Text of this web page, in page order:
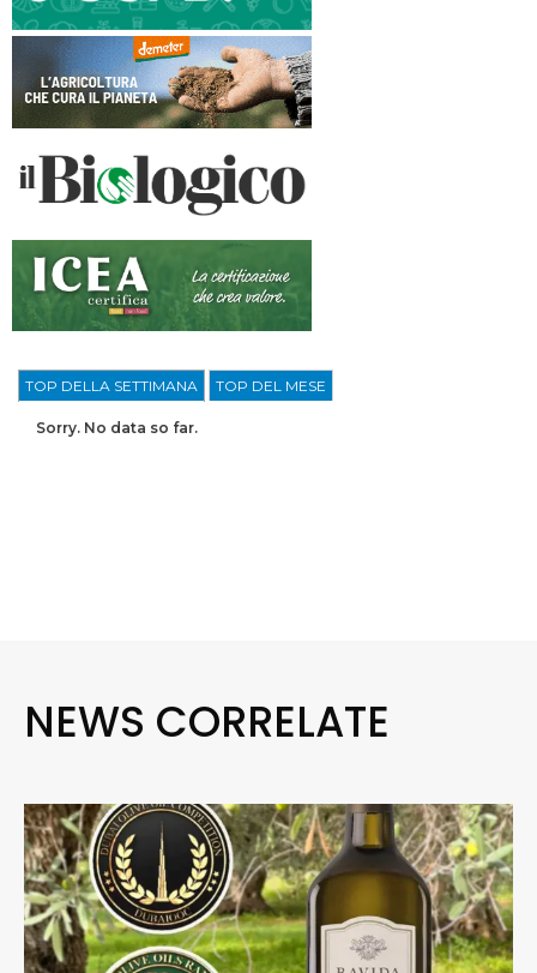
TOP DELLA SETTIMANA TOP DEL MESE
Sorry. No data so far.
NEWS CORRELATE